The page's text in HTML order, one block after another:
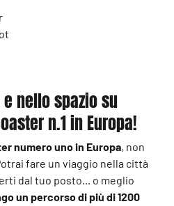
nello spazio su
n.1 in Europa!
numero uno in Europa, non
fare un viaggio nella città
dal tuo posto... o meglio
un percorso di più di 1200